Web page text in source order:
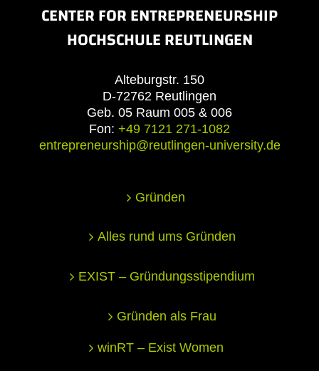
CENTER FOR ENTREPRENEURSHIP
HOCHSCHULE REUTLINGEN
Alteburgstr. 150
D-72762 Reutlingen
Geb. 05 Raum 005 & 006
Fon: +49 7121 271-1082
entrepreneurship@reutlingen-university.de
Gründen
Alles rund ums Gründen
EXIST – Gründungsstipendium
Gründen als Frau
winRT – Exist Women